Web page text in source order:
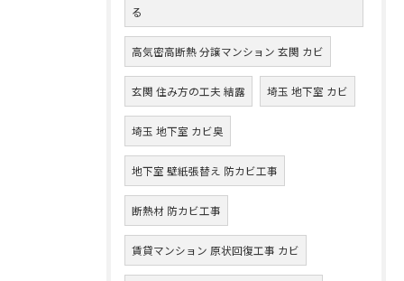
る
高気密高断熱 分譲マンション 玄関 カビ
玄関 住み方の工夫 結露 埼玉 地下室 カビ
埼玉 地下室 カビ臭
地下室 壁紙張替え 防カビ工事
断熱材 防カビ工事
賃貸マンション 原状回復工事 カビ